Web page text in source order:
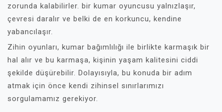
zorunda kalabilirler. bir kumar oyuncusu yalnızlaşır,
çevresi daralır ve belki de en korkuncu, kendine
yabancılaşır.
Zihin oyunları, kumar bağımlılığı ile birlikte karmaşık bir
hal alır ve bu karmaşa, kişinin yaşam kalitesini ciddi
şekilde düşürebilir. Dolayısıyla, bu konuda bir adım
atmak için önce kendi zihinsel sınırlarımızı
sorgulamamız gerekiyor.